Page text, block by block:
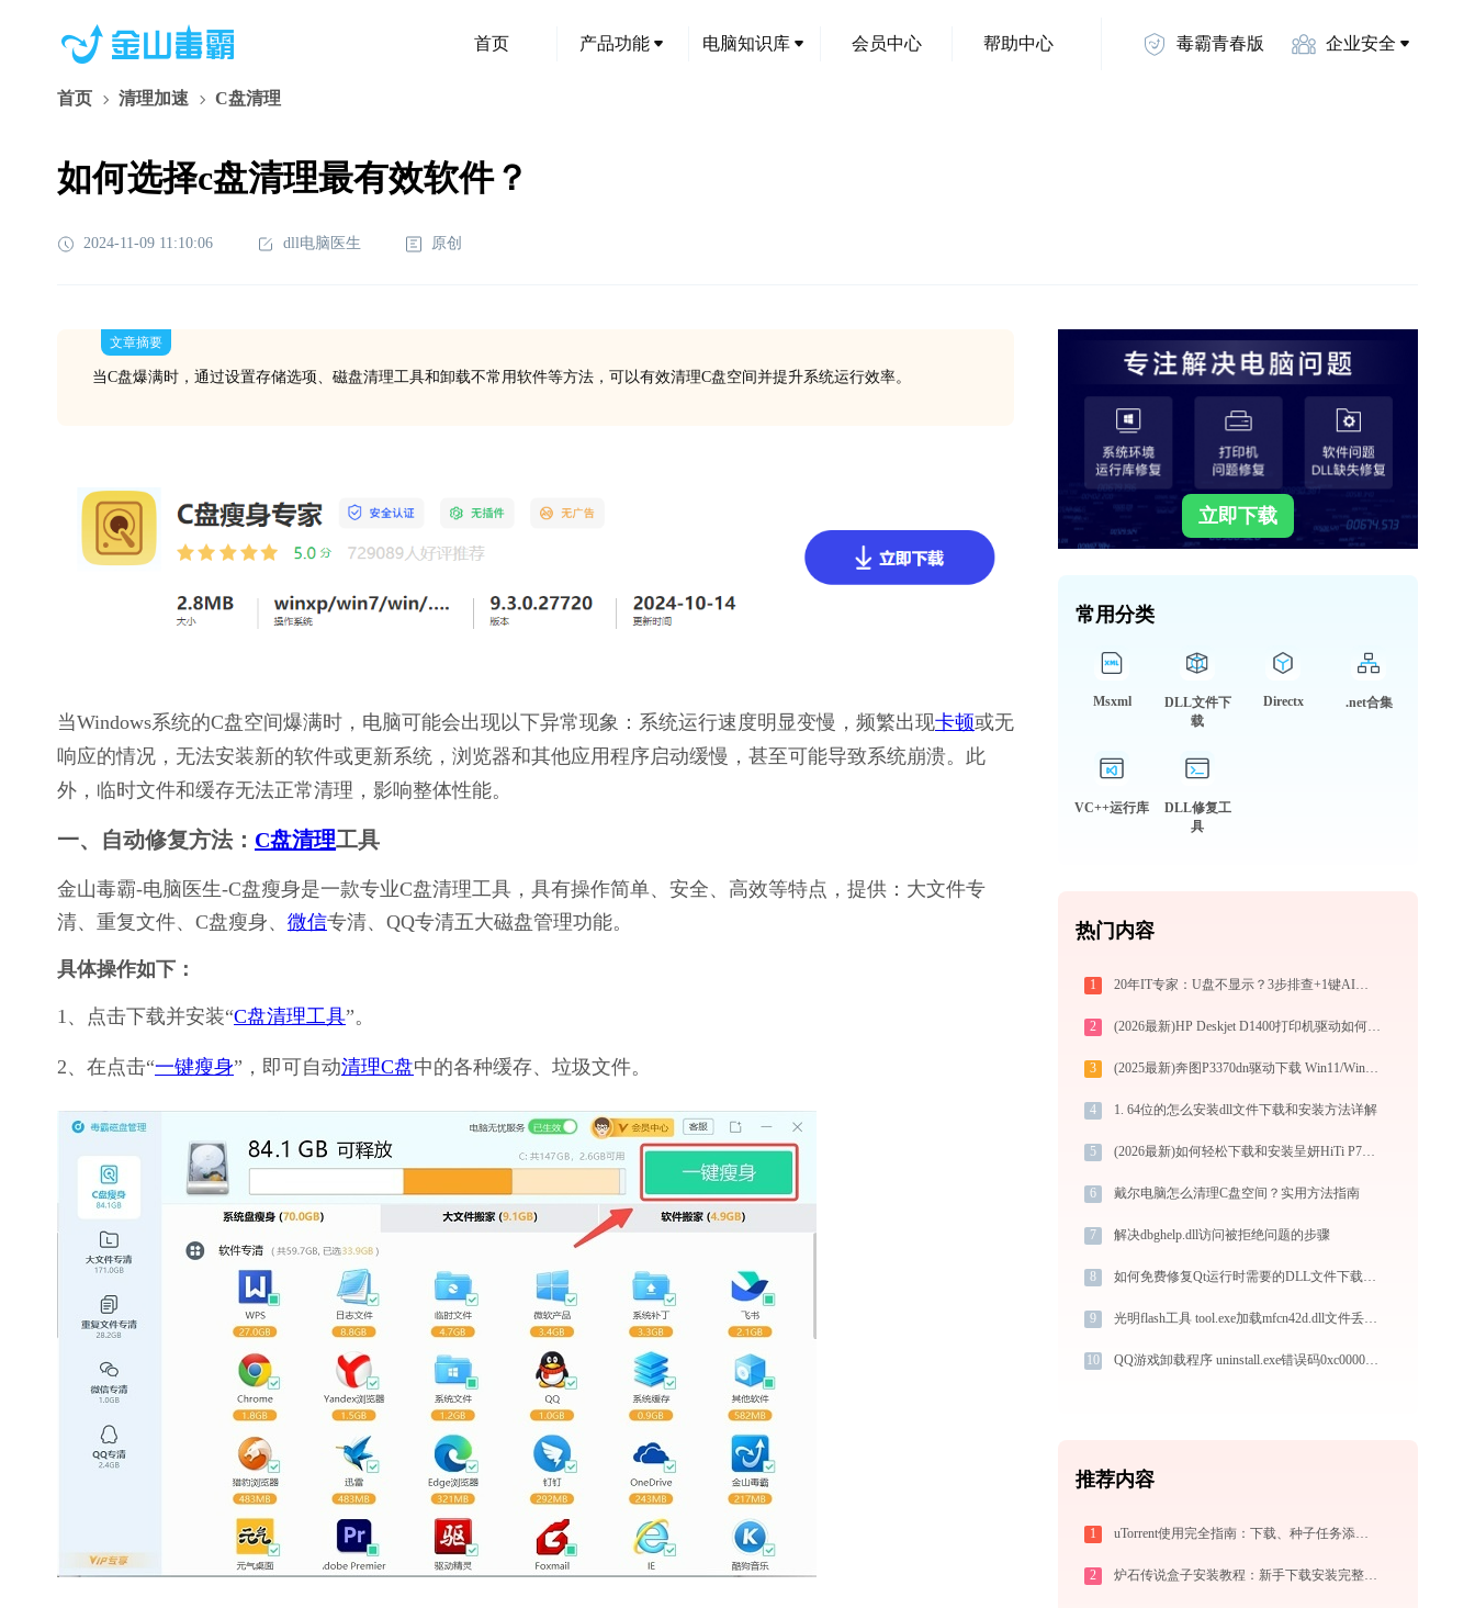
首页 产品功能 电脑知识库 会员中心 帮助中心 毒霸青春版 企业安全
首页 清理加速 C盘清理
如何选择c盘清理最有效软件？
2024-11-09 11:10:06 dll电脑医生 原创
文章摘要
当C盘爆满时，通过设置存储选项、磁盘清理工具和卸载不常用软件等方法，可以有效清理C盘空间并提升系统运行效率。
当Windows系统的C盘空间爆满时，电脑可能会出现以下异常现象：系统运行速度明显变慢，频繁出现卡顿或无
响应的情况，无法安装新的软件或更新系统，浏览器和其他应用程序启动缓慢，甚至可能导致系统崩溃。此
外，临时文件和缓存无法正常清理，影响整体性能。
一、自动修复方法： C盘清理工具
金山毒霸-电脑医生-C盘瘦身是一款专业C盘清理工具，具有操作简单、安全、高效等特点，提供：大文件专
清、重复文件、C盘瘦身、 微信专清、QQ专清五大磁盘管理功能。
具体操作如下：
1、点击下载并安装“C盘清理工具”。
2、在点击“一键瘦身”，即可自动清理C盘中的各种缓存、垃圾文件。
立即下载
常用分类
Msxml
DLL文件下
载
Directx .net合集
VC++运行库
DLL修复工
具
热门内容
1 20年IT专家：U盘不显示？3步排查+1键AI修复方案
2 (2026最新)HP Deskjet D1400打印机驱动如何下载安装？这里有你需要的所有信息
3 (2025最新)奔图P3370dn驱动下载 Win11/Win10官方版
4 1. 64位的怎么安装dll文件下载和安装方法详解
5 (2026最新)如何轻松下载和安装呈妍HiTi P710L打印机驱动？跟着这篇指南走
6 戴尔电脑怎么清理C盘空间？实用方法指南
7 解决dbghelp.dll访问被拒绝问题的步骤
8 如何免费修复Qt运行时需要的DLL文件下载问题 - 金山毒霸
9 光明flash工具 tool.exe加载mfcn42d.dll文件丢失处理办法
10 QQ游戏卸载程序 uninstall.exe错误码0xc0000005处理办法
推荐内容
1 uTorrent使用完全指南：下载、种子任务添加、优化设置与BT客户端对比
2 炉石传说盒子安装教程：新手下载安装完整指南